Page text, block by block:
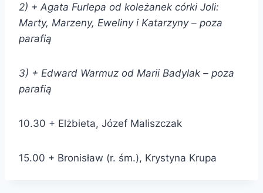
2) + Agata Furlepa od koleżanek córki Joli:
Marty, Marzeny, Eweliny i Katarzyny – poza
parafią
3) + Edward Warmuz od Marii Badylak – poza
parafią
10.30 + Elżbieta, Józef Maliszczak
15.00 + Bronisław (r. śm.), Krystyna Krupa